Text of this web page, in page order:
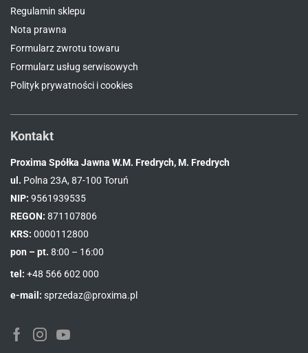
Regulamin sklepu
Nota prawna
Formularz zwrotu towaru
Formularz usług serwisowych
Polityk prywatności i cookies
Kontakt
Proxima Spółka Jawna W.M. Fredrych, M. Fredrych
ul. Polna 23A, 87-100 Toruń
NIP: 9561939535
REGON: 871107806
KRS: 0000112800
pon – pt. 8:00 – 16:00
tel: +48 566 602 000
e-mail: sprzedaz@proxima.pl
FacebookInstagramYoutube